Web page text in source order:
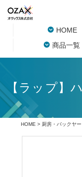
HOME
商品一覧
【ラップ】
HOME > 厨房・バックヤ